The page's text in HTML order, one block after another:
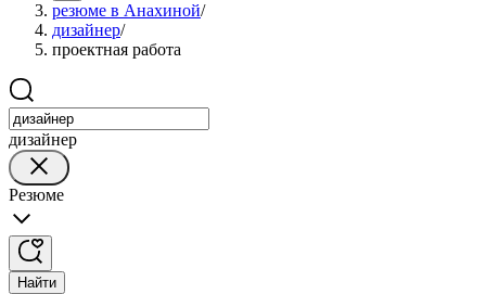
резюме в Анахиной/
дизайнер/
проектная работа
дизайнер
Резюме
Найти